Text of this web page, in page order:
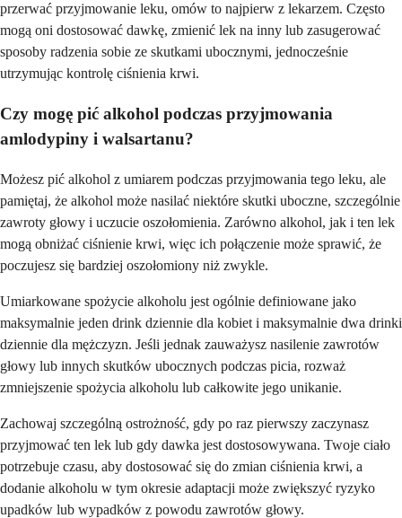
przerwać przyjmowanie leku, omów to najpierw z lekarzem. Często
mogą oni dostosować dawkę, zmienić lek na inny lub zasugerować
sposoby radzenia sobie ze skutkami ubocznymi, jednocześnie
utrzymując kontrolę ciśnienia krwi.
Czy mogę pić alkohol podczas przyjmowania
amlodypiny i walsartanu?
Możesz pić alkohol z umiarem podczas przyjmowania tego leku, ale
pamiętaj, że alkohol może nasilać niektóre skutki uboczne, szczególnie
zawroty głowy i uczucie oszołomienia. Zarówno alkohol, jak i ten lek
mogą obniżać ciśnienie krwi, więc ich połączenie może sprawić, że
poczujesz się bardziej oszołomiony niż zwykle.
Umiarkowane spożycie alkoholu jest ogólnie definiowane jako
maksymalnie jeden drink dziennie dla kobiet i maksymalnie dwa drinki
dziennie dla mężczyzn. Jeśli jednak zauważysz nasilenie zawrotów
głowy lub innych skutków ubocznych podczas picia, rozważ
zmniejszenie spożycia alkoholu lub całkowite jego unikanie.
Zachowaj szczególną ostrożność, gdy po raz pierwszy zaczynasz
przyjmować ten lek lub gdy dawka jest dostosowywana. Twoje ciało
potrzebuje czasu, aby dostosować się do zmian ciśnienia krwi, a
dodanie alkoholu w tym okresie adaptacji może zwiększyć ryzyko
upadków lub wypadków z powodu zawrotów głowy.